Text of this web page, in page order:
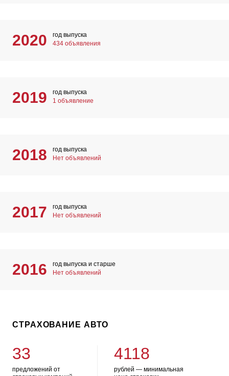
2020
год выпуска
434 объявления
2019
год выпуска
1 объявление
2018
год выпуска
Нет объявлений
2017
год выпуска
Нет объявлений
2016
год выпуска и старше
Нет объявлений
СТРАХОВАНИЕ АВТО
33
предложений от
4118
рублей — минимальная